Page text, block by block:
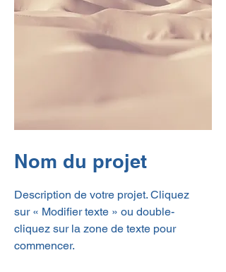
Nom du projet
Description de votre projet. Cliquez
sur « Modifier texte » ou double-
cliquez sur la zone de texte pour
commencer.